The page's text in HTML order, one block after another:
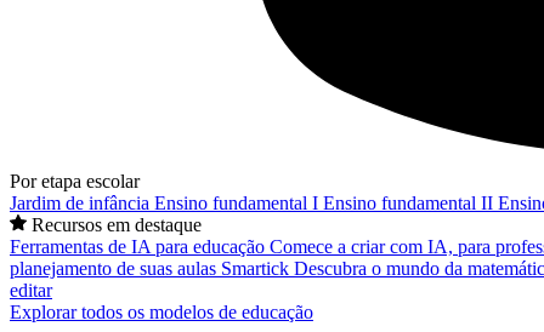
Por etapa escolar
Jardim de infância Ensino fundamental I Ensino fundamental II
Recursos em destaque
Ferramentas de IA para educação Comece a criar com IA, para
planejamento de suas aulas Smartick Descubra o mundo da
editar
Explorar todos os modelos de educação